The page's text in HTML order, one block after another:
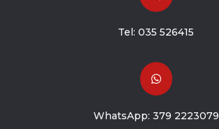
Tel:035 526415

WhatsApp: 379 2223079